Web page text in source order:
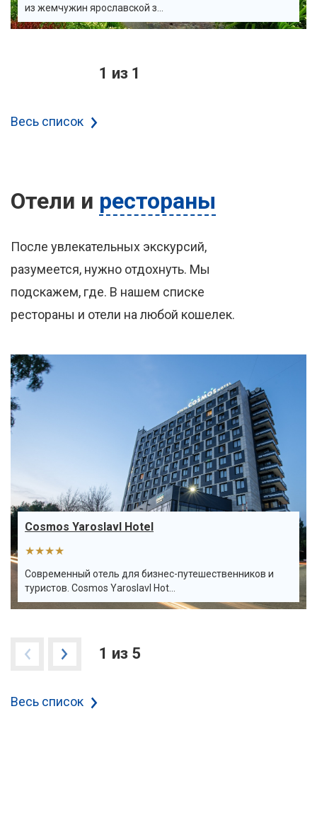
из жемчужин ярославской з...
1 из 1
Весь список
Отели и рестораны
После увлекательных экскурсий,
разумеется, нужно отдохнуть. Мы
подскажем, где. В нашем списке
рестораны и отели на любой кошелек.
Cosmos Yaroslavl Hotel
★★★★
Современный отель для бизнес-путешественников и
туристов. Cosmos Yaroslavl Hot...
1 из 5
Весь список